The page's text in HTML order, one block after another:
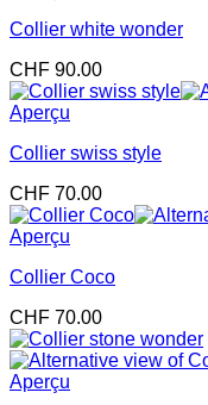
Collier white wonder
CHF 90.00
Aperçu
Collier swiss style
CHF 70.00
Aperçu
Collier Coco
CHF 70.00
Aperçu